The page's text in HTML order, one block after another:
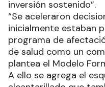
inversión sostenido”.
“Se aceleraron
inicialmente estaban
programa de
de salud como un
plantea el Modelo
A ello se agrega el